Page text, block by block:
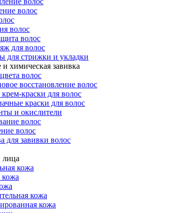
волос
волос
волос
для волос
для стрижки и укладки
химическая завивка
волос
восстановление волос
краски для волос
краски для волос
и окислители
волос
волос
для завивки волос
лица
кожа
кожа
кожа